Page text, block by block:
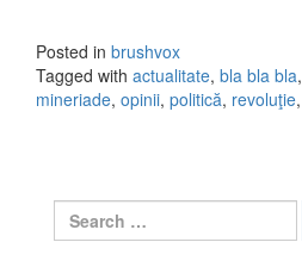
Posted in brushvox
Tagged with actualitate, bla bla bla,
mineriade, opinii, politică, revoluţie,
Search for: